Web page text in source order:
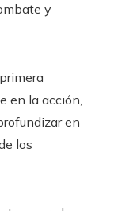
y
en la acción,
en
los